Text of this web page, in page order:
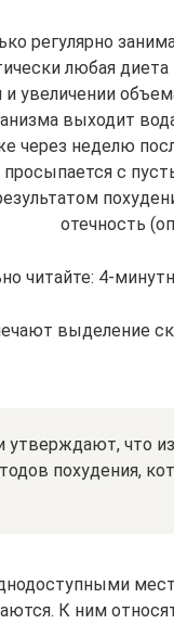
регулярно
любая
увеличении
выходит
через неделю
просыпается с
отечность
читайте: 4-
выделение
утверждают, что
похудения,
К ним